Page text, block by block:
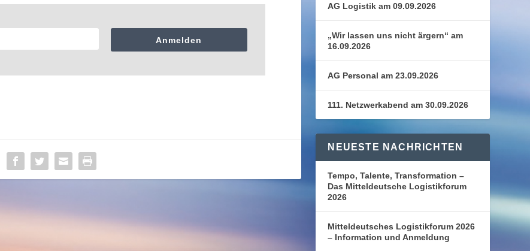
Anmelden
AG Logistik am 09.09.2026
„Wir lassen uns nicht ärgern“ am
16.09.2026
AG Personal am 23.09.2026
111. Netzwerkabend am 30.09.2026
NEUESTE NACHRICHTEN
Tempo, Talente, Transformation –
Das Mitteldeutsche Logistikforum
2026
Mitteldeutsches Logistikforum 2026
– Information und Anmeldung